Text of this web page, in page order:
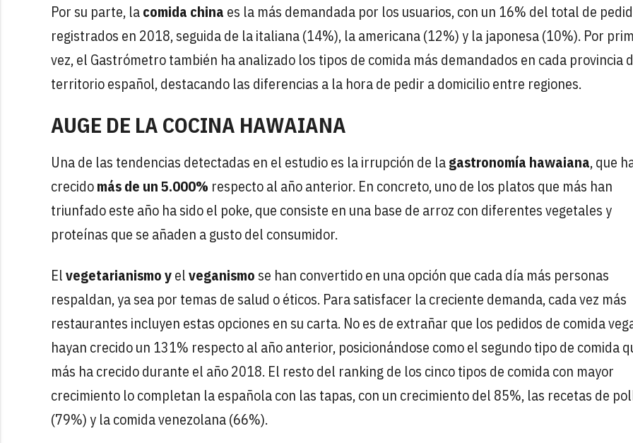
Por su parte, lacomida china es la más demandada por los usuarios, con un 16% del total de
registrados en 2018, seguida de la italiana (14%), la americana (12%) y la japonesa (10%). Por
vez, el Gastrómetro también ha analizado los tipos de comida más demandados en cada provincia
territorio español, destacando las diferencias a la hora de pedir a domicilio entre regiones.
AUGE DE LA COCINA HAWAIANA
Una de las tendencias detectadas en el estudio es la irrupción de lagastronomía hawaiana, que
crecidomás de un 5.000% respecto al año anterior. En concreto, uno de los platos que más han
triunfado este año ha sido el poke, que consiste en una base de arroz con diferentes vegetales y
proteínas que se añaden a gusto del consumidor.
Elvegetarianismo yelveganismo se han convertido en una opción que cada día más personas
respaldan, ya sea por temas de salud o éticos. Para satisfacer la creciente demanda, cada vez más
restaurantes incluyen estas opciones en su carta. No es de extrañar que los pedidos de comida
hayan crecido un 131% respecto al año anterior, posicionándose como el segundo tipo de comida
más ha crecido durante el año 2018. El resto del ranking de los cinco tipos de comida con mayor
crecimiento lo completan la española con las tapas, con un crecimiento del 85%, las recetas de
(79%) y la comida venezolana (66%).